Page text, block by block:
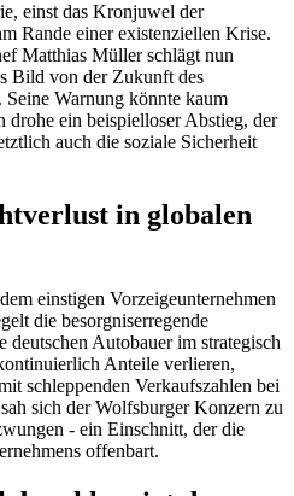
einst das Kronjuwel der
Rande einer existenziellen Krise.
Matthias Müller schlägt nun
Bild von der Zukunft des
Warnung könnte kaum
ein beispielloser Abstieg, der
auch die soziale Sicherheit
in globalen
einstigen Vorzeigeunternehmen
die besorgniserregende
deutschen Autobauer im strategisch
Anteile verlieren,
schleppenden Verkaufszahlen bei
sich der Wolfsburger Konzern zu
- ein Einschnitt, der die
offenbart.